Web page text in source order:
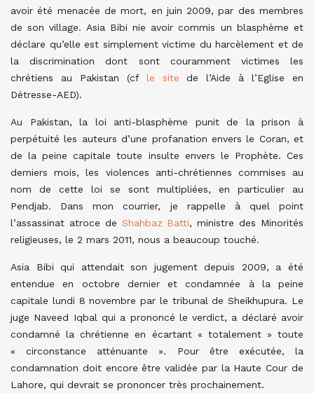
avoir été menacée de mort, en juin 2009, par des membres
de son village. Asia Bibi nie avoir commis un blasphème et
déclare qu’elle est simplement victime du harcèlement et de
la discrimination dont sont couramment victimes les
chrétiens au Pakistan (cf le site de l’Aide à l’Eglise en
Détresse-AED).
Au Pakistan, la loi anti-blasphème punit de la prison à
perpétuité les auteurs d’une profanation envers le Coran, et
de la peine capitale toute insulte envers le Prophète. Ces
derniers mois, les violences anti-chrétiennes commises au
nom de cette loi se sont multipliées, en particulier au
Pendjab. Dans mon courrier, je rappelle à quel point
l’assassinat atroce de Shahbaz Batti, ministre des Minorités
religieuses, le 2 mars 2011, nous a beaucoup touché.
Asia Bibi qui attendait son jugement depuis 2009, a été
entendue en octobre dernier et condamnée à la peine
capitale lundi 8 novembre par le tribunal de Sheikhupura. Le
juge Naveed Iqbal qui a prononcé le verdict, a déclaré avoir
condamné la chrétienne en écartant « totalement » toute
« circonstance atténuante ». Pour être exécutée, la
condamnation doit encore être validée par la Haute Cour de
Lahore, qui devrait se prononcer très prochainement.